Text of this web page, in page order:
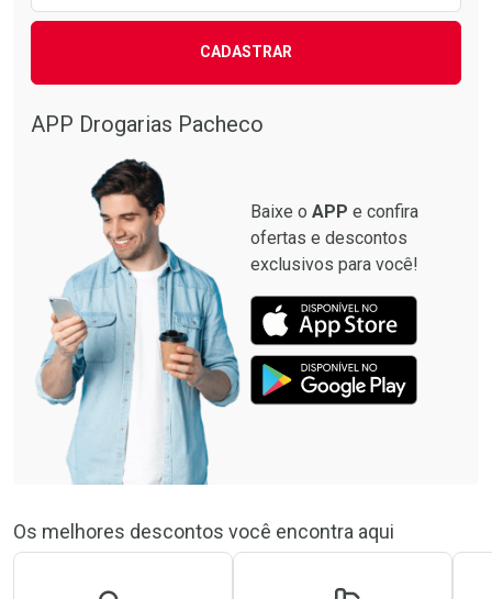
CADASTRAR
APP Drogarias Pacheco
Baixe o APP e confira
ofertas e descontos
exclusivos para você!
Os melhores descontos você encontra aqui